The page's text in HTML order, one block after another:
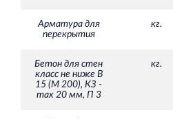
Арматура для
перекрытия
кг.
Бетон для стен
класс не ниже В
15 (М 200), КЗ -
max 20 мм, П 3
кг.